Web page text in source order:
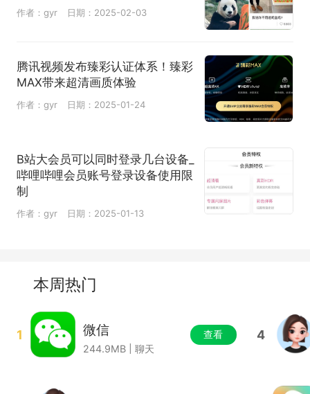
作者：gyr 日期：2025-02-03
腾讯视频发布臻彩认证体系！臻彩
MAX带来超清画质体验
作者：gyr 日期：2025-01-24
B站大会员可以同时登录几台设备_
哔哩哔哩会员账号登录设备使用限
制
作者：gyr 日期：2025-01-13
本周热门
1 微信
244.9MB | 聊天
查看 4